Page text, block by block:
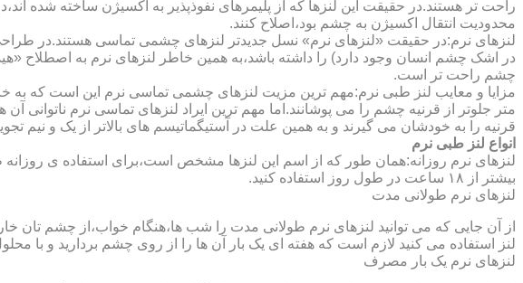
محدودیت انتقال اکسیژن به چشم بود،اصلاح کنند.
لنزهای نرم:در حقیقت «لنزهای نرم» نسل جدیدتر لنزهای چشمی تماسی هستند.در
در اشک چشم انسان وجود دارد) را داشته باشد،به همین خاطر لنزهای نرم به اصطلاح
چشم راحت تر است.
مزایا و معایب لنز طبی نرم:مهم ترین مزیت لنزهای چشمی تماسی نرم این است که به
متر جلوتر از قرنیه چشم را می پوشانند.اما مهم ترین ایراد لنزهای تماسی نرم
قرنیه را به خودشان می گیرند و به همین علت در آستیگماتیسم های بالاتر از یک و نیم
انواع لنز طبی نرم
لنزهای نرم روزانه:همان طور که از اسم این لنزها مشخص است،برای استفاده ی روزانه
بیشتر از ۱۸ ساعت در طول روز استفاده کنید.
لنزهای نرم طولانی مدت
از آن جایی که می توانید لنزهای نرم طولانی مدت را شب ها،هنگام خواب،از چشم تان
لنز استفاده می کنید لازم است که هفته ای یک بار آن ها را از روی چشم بردارید و با
لنزهای نرم یک بار مصرف